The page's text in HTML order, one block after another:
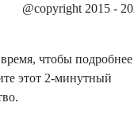
@copyright 2015 -
чтобы подробнее
этот 2-минутный